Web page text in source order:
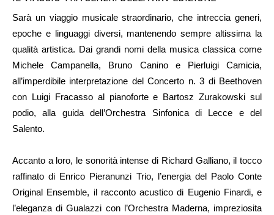
Sarà un viaggio musicale straordinario, che intreccia generi,
epoche e linguaggi diversi, mantenendo sempre altissima la
qualità artistica. Dai grandi nomi della musica classica come
Michele Campanella, Bruno Canino e Pierluigi Camicia,
all’imperdibile interpretazione del Concerto n. 3 di Beethoven
con Luigi Fracasso al pianoforte e Bartosz Zurakowski sul
podio, alla guida dell’Orchestra Sinfonica di Lecce e del
Salento.
Accanto a loro, le sonorità intense di Richard Galliano, il tocco
raffinato di Enrico Pieranunzi Trio, l’energia del Paolo Conte
Original Ensemble, il racconto acustico di Eugenio Finardi, e
l’eleganza di Gualazzi con l’Orchestra Maderna, impreziosita